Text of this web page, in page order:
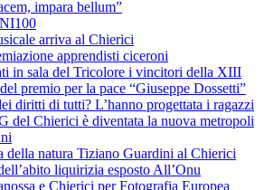
impara bellum”
arriva al Chierici
apprendisti ciceroni
in sala del Tricolore i vincitori della XIII
premio per la pace “Giuseppe Dossetti”
diritti di tutti? L’hanno progettata i ragazzi
del Chierici è diventata la nuova metropoli
della natura Tiziano Guardini al Chierici
liquirizia esposto All’Onu
e Chierici per Fotografia Europea